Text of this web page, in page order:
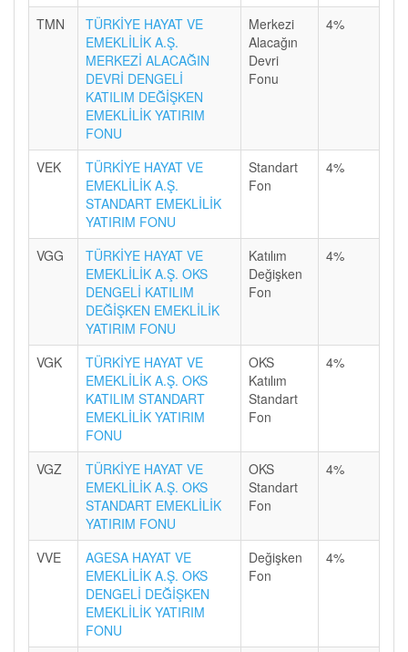
TMN
TÜRKİYE HAYAT VE
EMEKLİLİK A.Ş.
MERKEZİ ALACAĞIN
DEVRİ DENGELİ
KATILIM DEĞİŞKEN
EMEKLİLİK YATIRIM
FONU
Merkezi
Alacağın
Devri
Fonu
4%
VEK
TÜRKİYE HAYAT VE
EMEKLİLİK A.Ş.
STANDART EMEKLİLİK
YATIRIM FONU
Standart
Fon
4%
VGG
TÜRKİYE HAYAT VE
EMEKLİLİK A.Ş. OKS
DENGELİ KATILIM
DEĞİŞKEN EMEKLİLİK
YATIRIM FONU
Katılım
Değişken
Fon
4%
VGK
TÜRKİYE HAYAT VE
EMEKLİLİK A.Ş. OKS
KATILIM STANDART
EMEKLİLİK YATIRIM
FONU
OKS
Katılım
Standart
Fon
4%
VGZ
TÜRKİYE HAYAT VE
EMEKLİLİK A.Ş. OKS
STANDART EMEKLİLİK
YATIRIM FONU
OKS
Standart
Fon
4%
VVE
AGESA HAYAT VE
EMEKLİLİK A.Ş. OKS
DENGELİ DEĞİŞKEN
EMEKLİLİK YATIRIM
FONU
Değişken
Fon
4%